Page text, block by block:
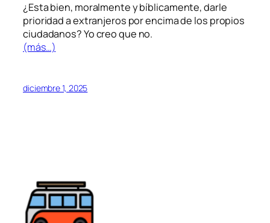
¿Esta bien, moralmente y bíblicamente, darle
prioridad a extranjeros por encima de los propios
ciudadanos? Yo creo que no.
(más…)
diciembre 1, 2025